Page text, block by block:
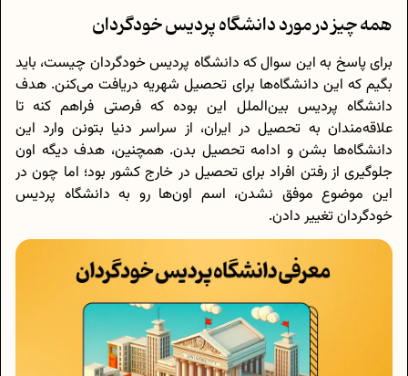
همه چیز در مورد دانشگاه پردیس خودگردان
برای پاسخ به این سوال که دانشگاه پردیس خودگردان چیست، باید
بگیم که این دانشگاه‌ها برای تحصیل شهریه دریافت می‌کنن. هدف
دانشگاه پردیس بین‌الملل این بوده که فرصتی فراهم کنه تا
علاقه‌مندان به تحصیل در ایران، از سراسر دنیا بتونن وارد این
دانشگاه‌ها بشن و ادامه تحصیل بدن. همچنین، هدف دیگه اون
جلوگیری از رفتن افراد برای تحصیل در خارج کشور بود؛ اما چون در
این موضوع موفق نشدن، اسم اون‌ها رو به دانشگاه پردیس
خودگردان تغییر دادن.